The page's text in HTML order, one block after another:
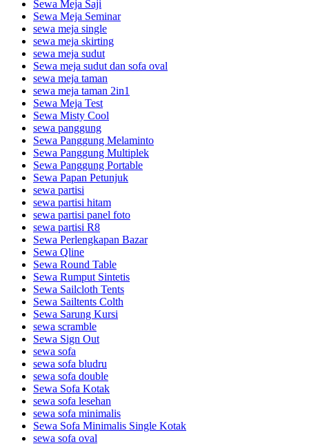
Sewa Meja Saji
Sewa Meja Seminar
sewa meja single
sewa meja skirting
sewa meja sudut
Sewa meja sudut dan sofa oval
sewa meja taman
sewa meja taman 2in1
Sewa Meja Test
Sewa Misty Cool
sewa panggung
Sewa Panggung Melaminto
Sewa Panggung Multiplek
Sewa Panggung Portable
Sewa Papan Petunjuk
sewa partisi
sewa partisi hitam
sewa partisi panel foto
sewa partisi R8
Sewa Perlengkapan Bazar
Sewa Qline
Sewa Round Table
Sewa Rumput Sintetis
Sewa Sailcloth Tents
Sewa Sailtents Colth
Sewa Sarung Kursi
sewa scramble
Sewa Sign Out
sewa sofa
sewa sofa bludru
sewa sofa double
Sewa Sofa Kotak
sewa sofa lesehan
sewa sofa minimalis
Sewa Sofa Minimalis Single Kotak
sewa sofa oval